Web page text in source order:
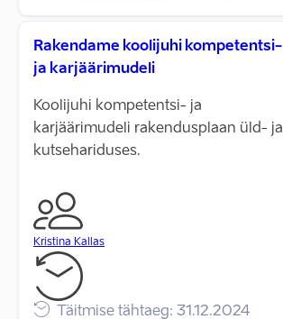
Rakendame koolijuhi kompetentsi-
ja karjäärimudeli
Koolijuhi kompetentsi- ja
karjäärimudeli rakendusplaan üld- ja
kutsehariduses.
Kristina Kallas
Täitmise tähtaeg: 31.12.2024